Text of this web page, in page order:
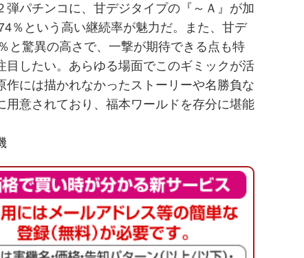
パチンコに、甘デジタイプの『～Ａ』が加
％という高い継続率が魅力だ。また、甘デ
と驚異の高さで、一撃が期待できる点も特
したい。あらゆる場面でこのギミックが活
には描かれなかったストーリーや名勝負な
意されており、福本ワールドを存分に堪能